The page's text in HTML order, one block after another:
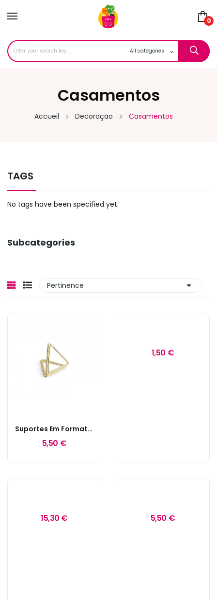
0
Casamentos
Accueil Decoração Casamentos
TAGS
No tags have been specified yet.
Subcategories
Pertinence 
Suportes Em Formato De Triângulos Em Dourado...
5,50 €
1,50 €
15,30 € 5,50 €